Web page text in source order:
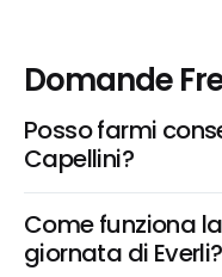
Domande
Posso farmi
Capellini?
Come funziona
giornata di Everli?